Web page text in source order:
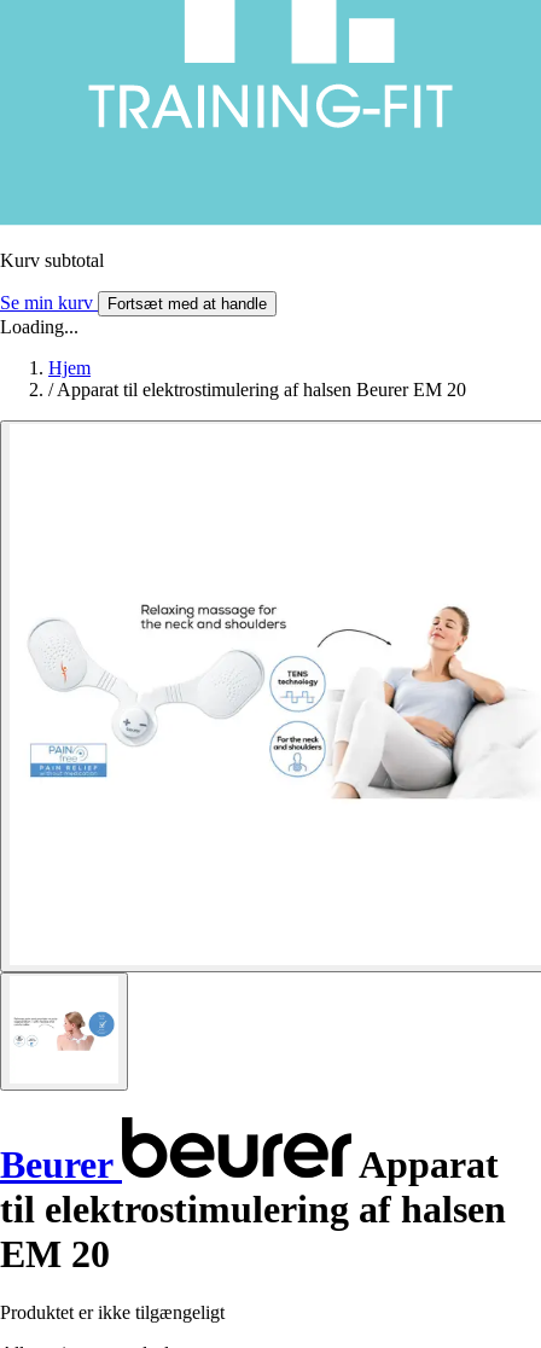
Kurv subtotal
Se min kurv Fortsæt med at handle
Loading...
Hjem
/ Apparat til elektrostimulering af halsen Beurer EM 20
Beurer
Apparat
til elektrostimulering af halsen
EM 20
Produktet er ikke tilgængeligt